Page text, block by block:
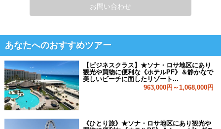
お問い合わせ
あなたへのおすすめツアー
【ビジネスクラス】★ソナ・ロサ地区にあり
観光や買物に便利な《ホテルPF》＆静かなで
美しいビーチに面したリゾート...
963,000円～1,068,000円
《ひとり旅》★ソナ・ロサ地区にあり観光や